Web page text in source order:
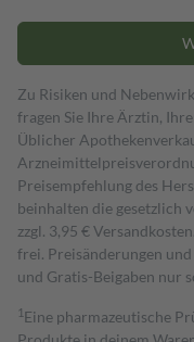
Zu Risiken und
fragen Sie Ihre Ärztin,
Üblicher
Preisempfehlung des
beinhalten die gesetzlich
zzgl. 3,95 €
frei. Preisänderungen
und Gratis-Beigaben nur
1 Eine pharmazeutische